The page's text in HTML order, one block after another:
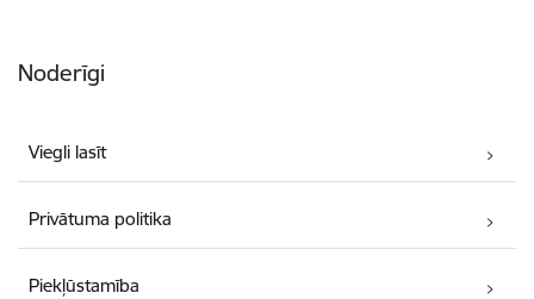
Noderīgi
Viegli lasīt
Privātuma politika
Piekļūstamība